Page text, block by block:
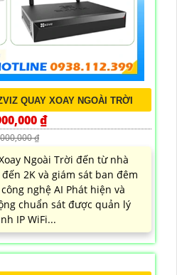
QUAY XOAY NGOÀI TRỜI
₫
₫
Ngoài Trời đến từ nhà
2K và giám sát ban đêm
nghệ AI Phát hiện và
chuẩn sát được quản lý
IP WiFi...